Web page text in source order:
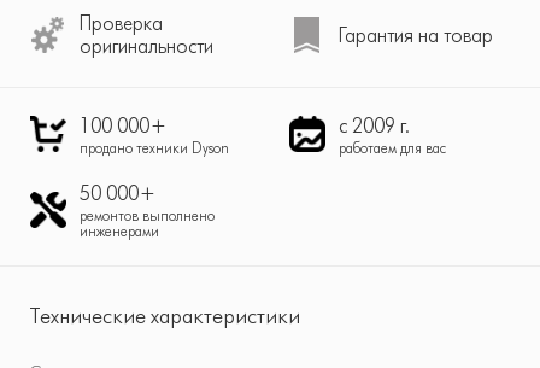
Проверка
оригинальности
Гарантия на товар
100 000+
продано техники Dyson
с 2009 г.
работаем для вас
50 000+
ремонтов выполнено
инженерами
Технические характеристики